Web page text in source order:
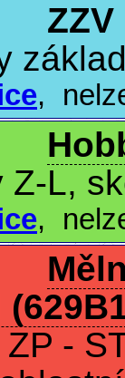
ZZV
,
Z-L,
,
-